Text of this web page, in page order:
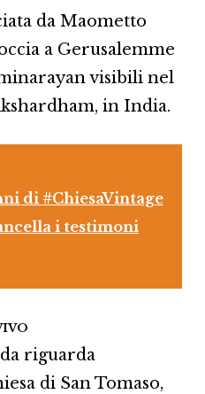
da Maometto
a Gerusalemme
visibili nel
in India.
di #ChiesaVintage
i testimoni
riguarda
di San Tomaso,